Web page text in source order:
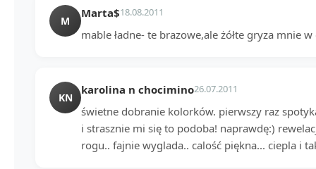
M
Marta$18.08.2011
mable ładne- te brazowe,ale żółte gryza mnie
KN
karolina n chocimino26.07.2011
świetne dobranie kolorków. pierwszy raz
i strasznie mi się to podoba! naprawdę:)
rogu.. fajnie wyglada.. calość piękna... ciepla i